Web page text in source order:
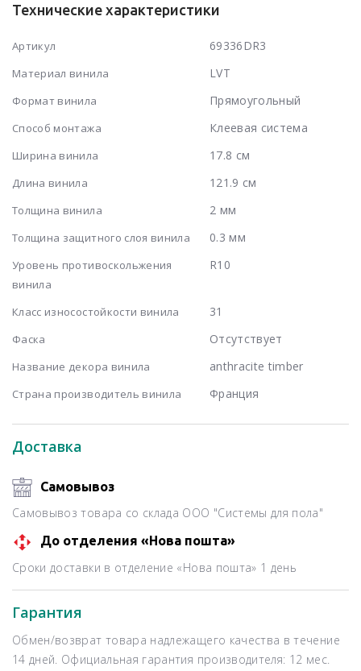
Доставка
Самовывоз
Самовывоз товара со склада ООО "Системы для пола"
До отделения «Нова пошта»
Сроки доставки в отделение «Нова пошта» 1 день
Гарантия
Обмен/возврат товара надлежащего качества в течение
14 дней. Официальная гарантия производителя: 12 мес.
Технические характеристики
Артикул 69336DR3
Материал винила LVT
Формат винила Прямоугольный
Способ монтажа Клеевая система
Ширина винила 17.8 см
Длина винила 121.9 см
Толщина винила 2 мм
Толщина защитного слоя винила 0.3 мм
Уровень противоскольжения
винила
R10
Класс износостойкости винила 31
Фаска Отсутствует
Название декора винила anthracite timber
Страна производитель винила Франция